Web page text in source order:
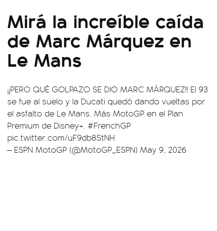
Mirá la increíble caída
de Marc Márquez en
Le Mans
¡¡PERO QUÉ GOLPAZO SE DIO MARC MÁRQUEZ!! El 93
se fue al suelo y la Ducati quedó dando vueltas por
el asfalto de Le Mans. Más MotoGP en el Plan
Premium de Disney+. #FrenchGP
pic.twitter.com/uF9db8StNH
— ESPN MotoGP (@MotoGP_ESPN) May 9, 2026